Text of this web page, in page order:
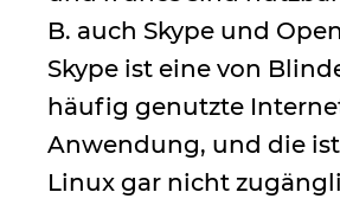
B. auch Skype und
Skype ist eine von
häufig genutzte
Anwendung, und die
Linux gar nicht